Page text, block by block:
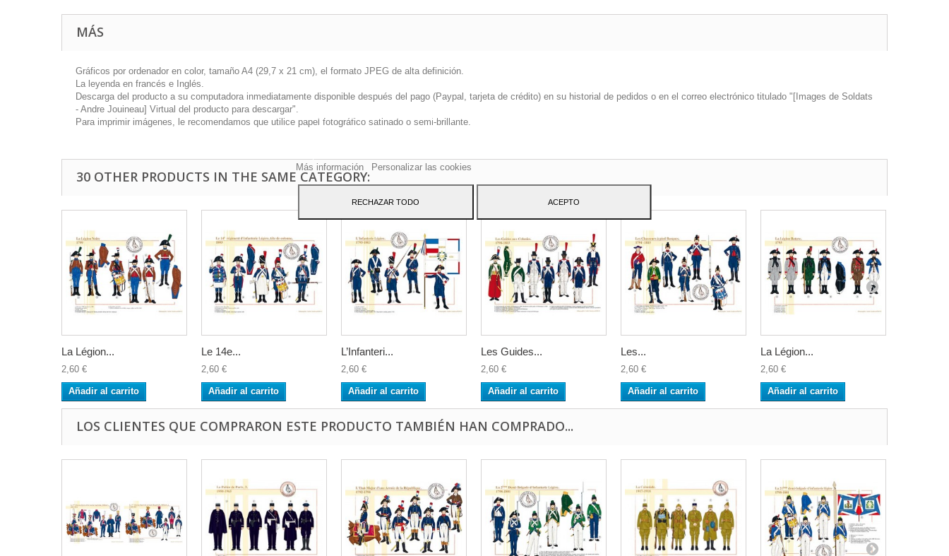
MÁS
Gráficos por ordenador en color, tamaño A4 (29,7 x 21 cm), el formato JPEG de alta definición.
La leyenda en francés e Inglés.
Descarga del producto a su computadora inmediatamente disponible después del pago (Paypal, tarjeta de crédito) en su historial de pedidos o en el correo electrónico titulado "[Images de Soldats
- Andre Jouineau] Virtual del producto para descargar".
Para imprimir imágenes, le recomendamos que utilice papel fotográfico satinado o semi-brillante.
30 OTHER PRODUCTS IN THE SAME CATEGORY:
La Légion...
2,60 €
Añadir al carrito
Le 14e...
2,60 €
Añadir al carrito
L’Infanteri...
2,60 €
Añadir al carrito
Les Guides...
2,60 €
Añadir al carrito
Les...
2,60 €
Añadir al carrito
La Légion...
2,60 €
Añadir al carrito
LOS CLIENTES QUE COMPRARON ESTE PRODUCTO TAMBIÉN HAN COMPRADO...
Este sitio web utiliza cookies propias y de terceros para mejorar nuestros servicios y
mostrarle publicidad relacionada con sus preferencias mediante el análisis de sus
Más información
Personalizar las cookies
RECHAZAR TODO ACEPTO